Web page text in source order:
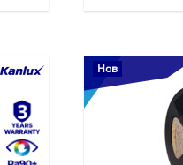
Нов